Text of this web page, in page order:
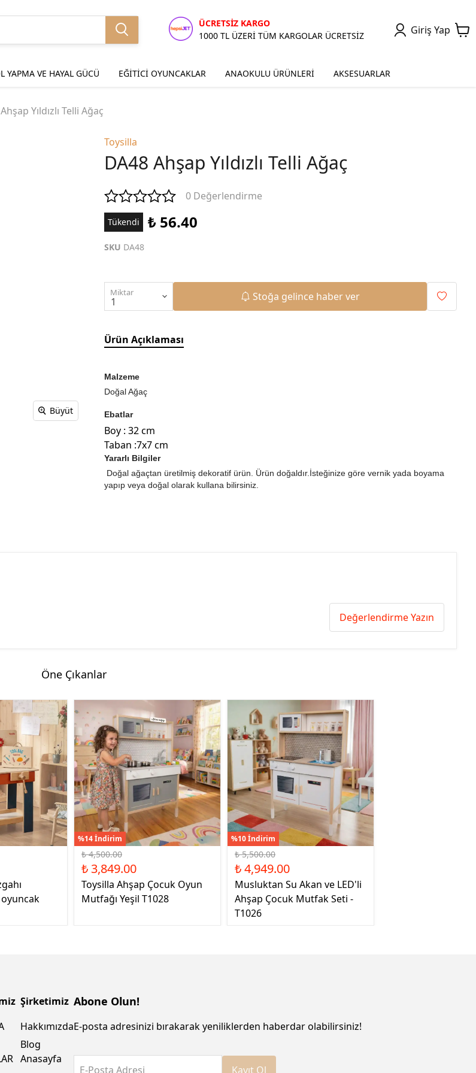
ÜCRETSİZ KARGO
1000 TL ÜZERİ TÜM KARGOLAR ÜCRETSİZ
Giriş Yap
YAPMA VE HAYAL GÜCÜ EĞİTİCİ OYUNCAKLAR ANAOKULU ÜRÜNLERİ AKSESUARLAR
Yıldızlı Telli Ağaç
Büyüt
Toysilla
DA48 Ahşap Yıldızlı Telli Ağaç
0 Değerlendirme
Tükendi ₺ 56.40
SKU DA48
Miktar Stoğa gelince haber ver
Ürün Açıklaması
Malzeme
Doğal Ağaç
Ebatlar
Boy : 32 cm
Taban :7x7 cm
Yararlı Bilgiler
Doğal ağaçtan üretilmiş dekoratif ürün. Ürün doğaldır.İsteğinize göre vernik yada boyama
yapıp veya doğal olarak kullana bilirsiniz.
Değerlendirme Yazın
Öne Çıkanlar
%14 İndirim
₺ 4,500.00
₺ 3,849.00
Toysilla Ahşap Çocuk Oyun
Mutfağı Yeşil T1028
%10 İndirim
₺ 5,500.00
₺ 4,949.00
Musluktan Su Akan ve LED'li
Ahşap Çocuk Mutfak Seti -
T1026
Şirketimiz
Hakkımızda
Blog
Anasayfa
Abone Olun!
E-posta adresinizi bırakarak yeniliklerden haberdar olabilirsiniz!
E-Posta Adresi Kayıt Ol